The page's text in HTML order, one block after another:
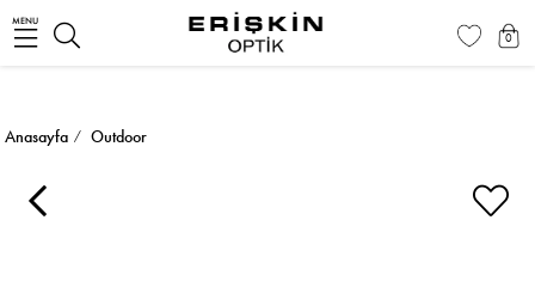
MENU
0
Anasayfa Outdoor